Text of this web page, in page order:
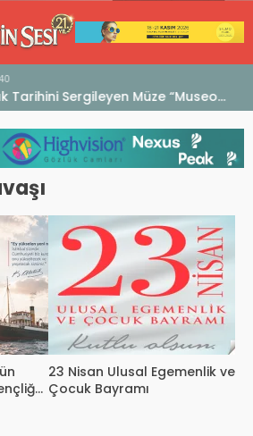
Tarihini Sergileyen Müze “Museo
23 Nisan Ulusal Egemenlik ve
Çocuk Bayramı